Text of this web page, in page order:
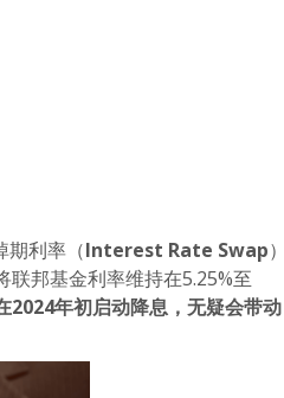
期利率（Interest Rate Swap）
邦基金利率维持在5.25%至
2024年初启动降息，无疑会带动